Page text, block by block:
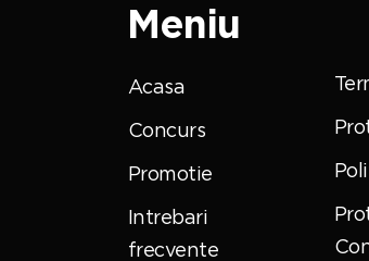
Meniu
Acasa
Concurs
Promotie
Intrebari
frecvente